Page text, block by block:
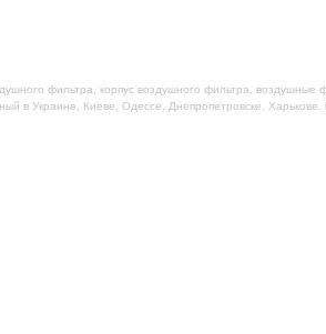
фильтра, корпус воздушного фильтра, воздушные
в Украине, Киеве, Одессе, Днепропетровске, Харькове.